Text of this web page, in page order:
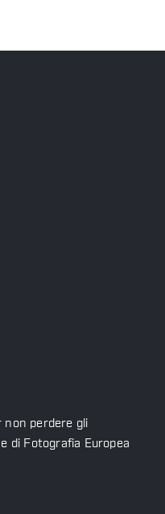
perdere gli
di Fotografia Europea